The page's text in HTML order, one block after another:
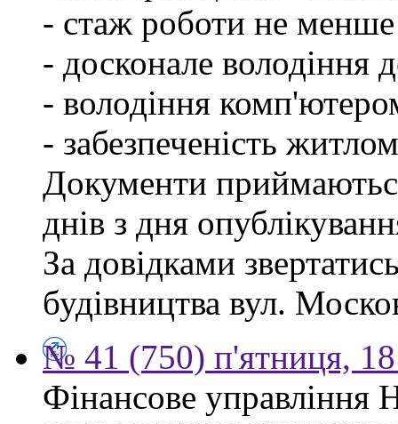
- стаж роботи не менше
- досконале
- володіння
- забезпеченість
Документи
днів з дня
За довідками
будівництва вул.
№ 41 (750) п'ятниця, 18
Фінансове управління